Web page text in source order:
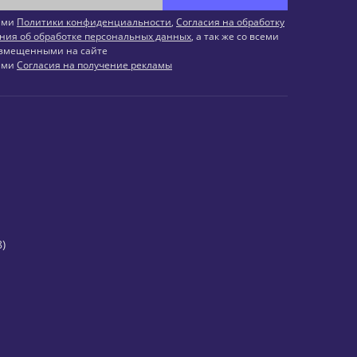
Политики конфиденциальности, Согласия на обработку
об обработке персональных данных, а так же со всеми
на сайте
Согласия на получение рекламы